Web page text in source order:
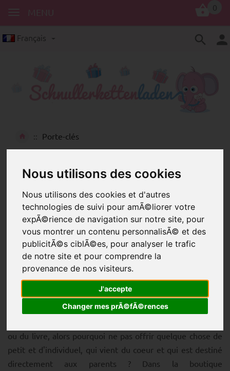
Nous utilisons des cookies
Nous utilisons des cookies et d'autres
technologies de suivi pour amÃ©liorer votre
expÃ©rience de navigation sur notre site, pour
vous montrer un contenu personnalisÃ© et des
publicitÃ©s ciblÃ©es, pour analyser le trafic
de notre site et pour comprendre la
provenance de nos visiteurs.
J'accepte
Changer mes prÃ©fÃ©rences
Français
Porte-clés
Des anneaux de clé pour des porte-
clés personnalisés
Voulez-vous marquer une naissance, un baptême ou un
anniversaire avec un cadeau particulier ? Trois personnes
ou du livre, alors pourquoi ne pas offrir quelque chose de
petit et d'individuel, qui vient du coeur et qui est destiné
directement aux parents ? Dans la boutique